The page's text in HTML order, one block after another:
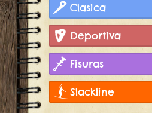
Clasica
Deportiva
Fisuras
Slackline